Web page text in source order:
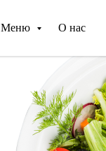
Меню О нас